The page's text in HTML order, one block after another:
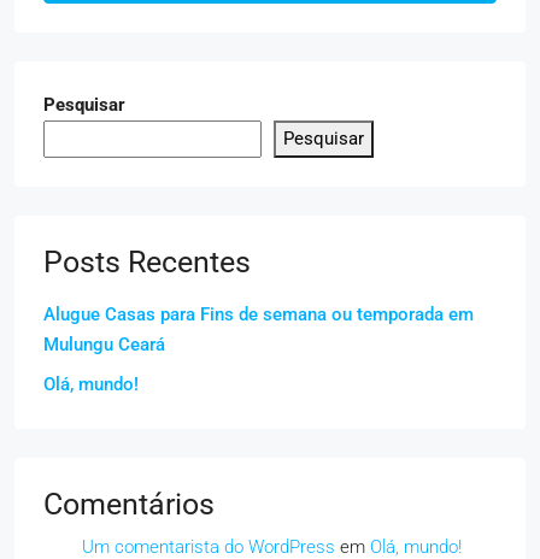
Pesquisar
Pesquisar
Posts Recentes
Alugue Casas para Fins de semana ou temporada em
Mulungu Ceará
Olá, mundo!
Comentários
Um comentarista do WordPress em Olá, mundo!